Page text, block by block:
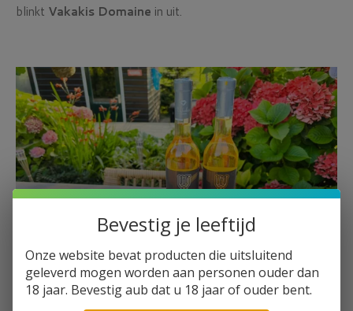
blinkt Vakakis Domaine in uit.
Bevestig je leeftijd
Onze website bevat producten die uitsluitend
geleverd mogen worden aan personen ouder dan
18 jaar. Bevestig aub dat u 18 jaar of ouder bent.